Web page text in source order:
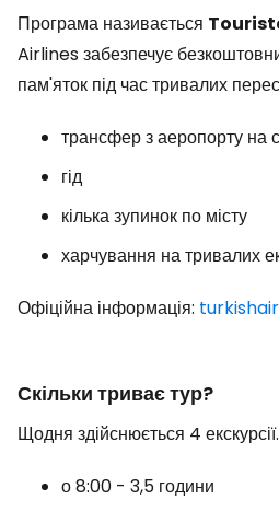
Програма називається
Airlines забезпечує
пам'яток під час тривалих
трансфер з аеропорту на
гід
кілька зупинок по місту
харчування на тривалих
Офіційна інформація:
Скільки триває тур?
Щодня здійснюється 4 екскурсії.
о 8:00 - 3,5 години